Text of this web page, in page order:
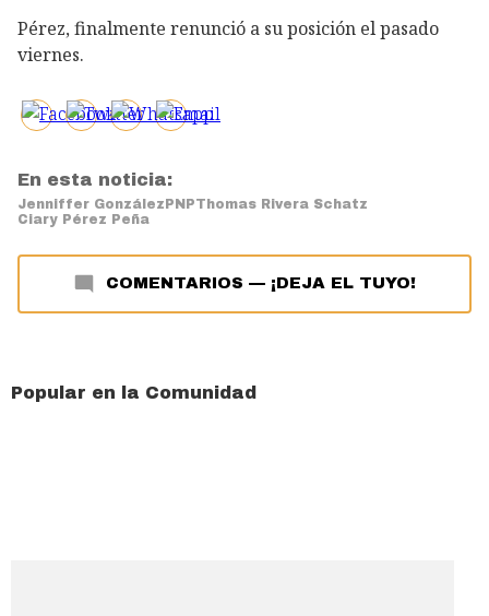
Pérez, finalmente renunció a su posición el pasado
viernes.
En esta noticia:
Jenniffer González PNPThomas Rivera Schatz
Ciary Pérez Peña
COMENTARIOS — ¡DEJA EL TUYO!
Popular en la Comunidad